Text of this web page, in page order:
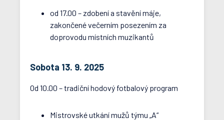
od 17.00 – zdobení a stavění máje,
zakončené večerním posezením za
doprovodu místních muzikantů
Sobota 13. 9. 2025
Od 10.00 – tradiční hodový fotbalový program
Mistrovské utkání mužů týmu „A“